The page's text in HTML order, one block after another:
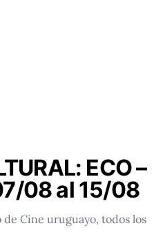
ECO –
08 al 15/08
Cine uruguayo, todos los